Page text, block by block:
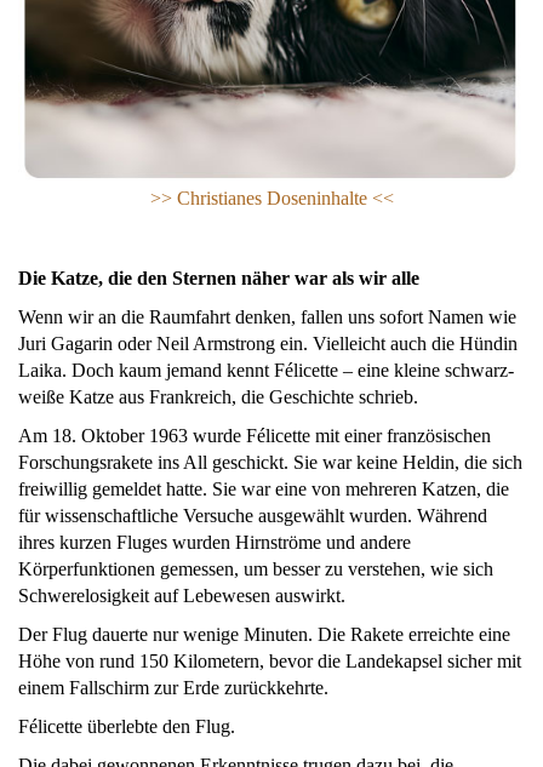
>> Christianes Doseninhalte <<
Die Katze, die den Sternen näher war als wir alle
Wenn wir an die Raumfahrt denken, fallen uns sofort Namen wie
Juri Gagarin oder Neil Armstrong ein. Vielleicht auch die Hündin
Laika. Doch kaum jemand kennt Félicette – eine kleine schwarz-
weiße Katze aus Frankreich, die Geschichte schrieb.
Am 18. Oktober 1963 wurde Félicette mit einer französischen
Forschungsrakete ins All geschickt. Sie war keine Heldin, die sich
freiwillig gemeldet hatte. Sie war eine von mehreren Katzen, die
für wissenschaftliche Versuche ausgewählt wurden. Während
ihres kurzen Fluges wurden Hirnströme und andere
Körperfunktionen gemessen, um besser zu verstehen, wie sich
Schwerelosigkeit auf Lebewesen auswirkt.
Der Flug dauerte nur wenige Minuten. Die Rakete erreichte eine
Höhe von rund 150 Kilometern, bevor die Landekapsel sicher mit
einem Fallschirm zur Erde zurückkehrte.
Félicette überlebte den Flug.